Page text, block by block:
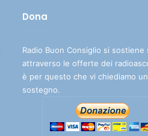
Dona
Radio Buon Consiglio si sostiene
attraverso le offerte dei
è per questo che vi chiediamo un
sostegno.